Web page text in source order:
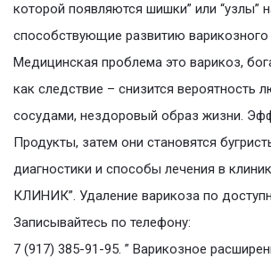
которой появляются шишки” или “узлы”
способствующие развитию варикозного
Медицинская проблема это варикоз,
как следствие – снизится вероятность
сосудами, нездоровый образ жизни.
Продукты, затем они становятся
диагностики и способы лечения в
КЛИНИК”. Удаление варикоза по
Записывайтесь по телефону:
7 (917) 385-91-95. ” Варикозное